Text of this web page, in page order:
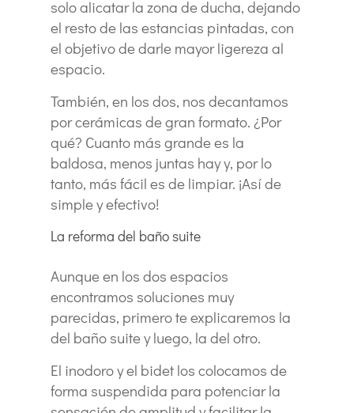
solo alicatar la zona de ducha, dejando
el resto de las estancias pintadas, con
el objetivo de darle mayor ligereza al
espacio.
También, en los dos, nos decantamos
por cerámicas de gran formato. ¿Por
qué? Cuanto más grande es la
baldosa, menos juntas hay y, por lo
tanto, más fácil es de limpiar. ¡Así de
simple y efectivo!
La reforma del baño suite
Aunque en los dos espacios
encontramos soluciones muy
parecidas, primero te explicaremos la
del baño suite y luego, la del otro.
El inodoro y el bidet los colocamos de
forma suspendida para potenciar la